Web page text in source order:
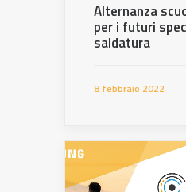
Alternanza
per i futuri
saldatura
8 febbraio 2022